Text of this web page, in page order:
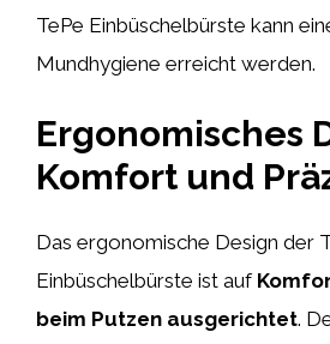
TePe Einbüschelbürste kann
Mundhygiene erreicht werden.
Ergonomisches
Komfort und
Das ergonomische Design der
Einbüschelbürste ist auf
beim Putzen ausgerichtet.